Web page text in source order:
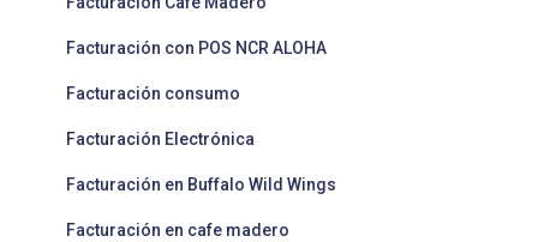
Facturación con POS NCR ALOHA
Facturación consumo
Facturación Electrónica
Facturación en Buffalo Wild Wings
Facturación en cafe madero